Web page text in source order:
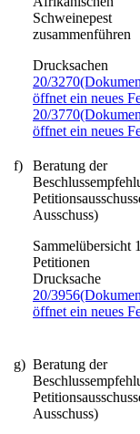
Schweinepest
zusammenführen
Drucksachen
20/3270
öffnet ein neues
20/3770
öffnet ein neues
f)
Beratung der
Ausschuss)
Sammelübersicht
Petitionen
Drucksache
20/3956
öffnet ein neues
g) Beratung der
Ausschuss)